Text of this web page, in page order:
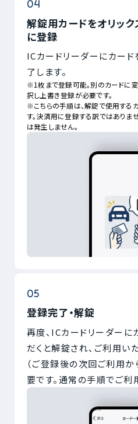
解錠用カードをオリッ
に登録
ICカードリーダーにカー
了します。
※1枚まで登録可能。別のカードに
択し上書き登録が必要です。
※こちらの手順は、解錠で使用する
す。決済用に登録する訳ではありま
は発生しません。
登録完了・解錠
再度、ICカードリーダーに
だくと解錠され、ご利用い
（ご登録後の次回ご利用
要です。通常の手順でご利